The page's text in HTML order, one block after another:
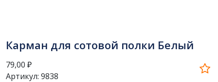
Карман для сотовой полки Белый
79,00 ₽
Артикул: 9838